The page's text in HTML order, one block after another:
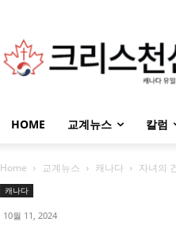
HOME 교계뉴스 칼럼
Home 교계뉴스 캐나다 자녀의
캐나다
10월 11, 2024